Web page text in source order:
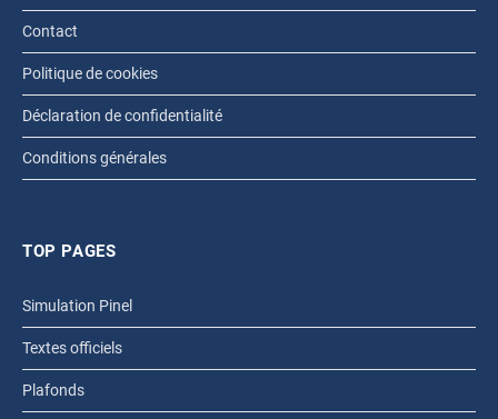
Contact
Politique de cookies
Déclaration de confidentialité
Conditions générales
TOP PAGES
Simulation Pinel
Textes officiels
Plafonds